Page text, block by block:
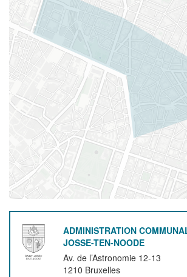
ADMINISTRATION
JOSSE-TEN-NOODE
Av. de l’Astronomie 12-13
1210 Bruxelles